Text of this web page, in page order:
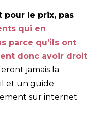
pour le prix, pas
qui en
parce qu’ils ont
donc avoir droit
jamais la
et un guide
sur internet.